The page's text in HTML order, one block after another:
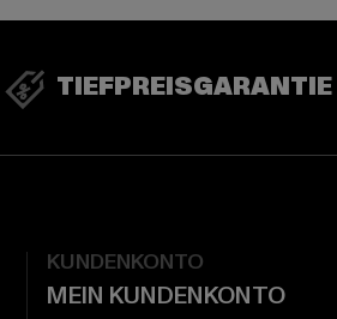
TIEFPREISGARANTIE
KUNDENKONTO
MEIN KUNDENKONTO